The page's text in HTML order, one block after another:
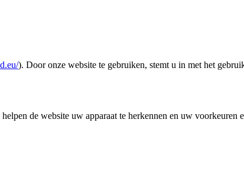
). Door onze website te gebruiken, stemt u in met het
de website uw apparaat te herkennen en uw voorkeuren